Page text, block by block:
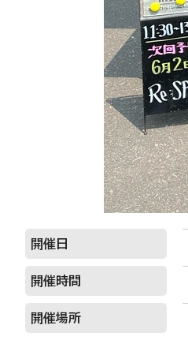
開催日
開催時間
開催場所